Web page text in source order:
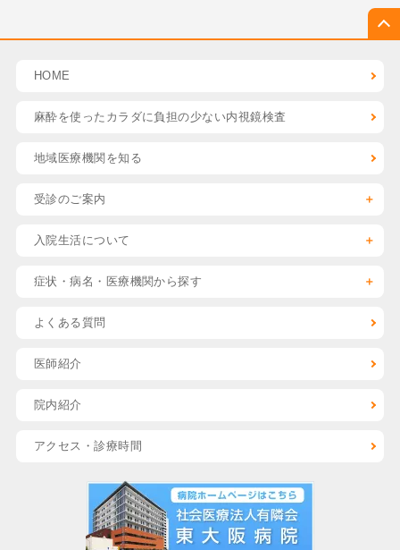
HOME
麻酔を使った カラダに負担の少ない内視鏡検査
地域医療機関を知る
受診のご案内
入院生活について
症状・病名・医療機関から探す
よくある質問
医師紹介
院内紹介
アクセス・診療時間